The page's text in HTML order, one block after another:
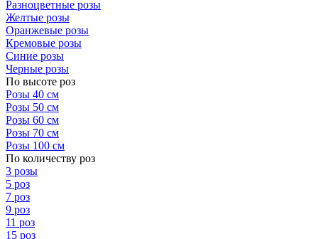
Разноцветные розы
Желтые розы
Оранжевые розы
Кремовые розы
Синие розы
Черные розы
По высоте роз
Розы 40 см
Розы 50 см
Розы 60 см
Розы 70 см
Розы 100 см
По количеству роз
3 розы
5 роз
7 роз
9 роз
11 роз
15 роз